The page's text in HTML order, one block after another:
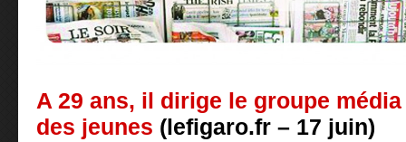
A 29 ans, il dirige le groupe
des jeunes (lefigaro.fr – 17 juin)